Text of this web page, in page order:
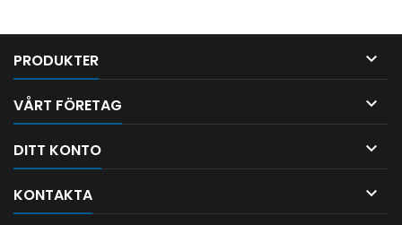
PRODUKTER 
VÅRT FÖRETAG 
DITT KONTO 
KONTAKTA 